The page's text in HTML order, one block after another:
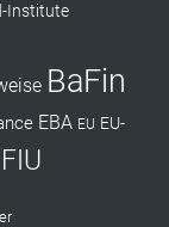
Institute
BaFin
EBA EU EU-
FIU